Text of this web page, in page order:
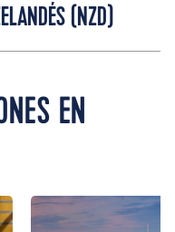
(NZD)
EN